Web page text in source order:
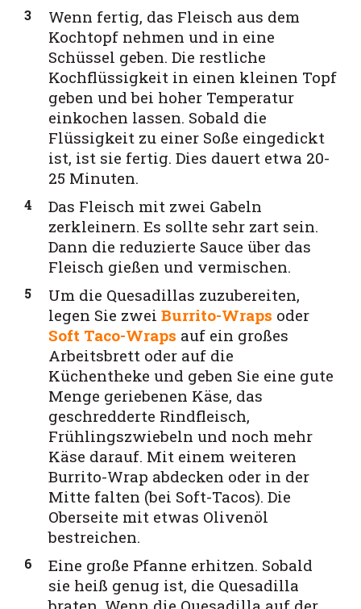
Wenn fertig, das Fleisch aus dem
Kochtopf nehmen und in eine
Schüssel geben. Die restliche
Kochflüssigkeit in einen kleinen Topf
geben und bei hoher Temperatur
einkochen lassen. Sobald die
Flüssigkeit zu einer Soße eingedickt
ist, ist sie fertig. Dies dauert etwa 20-
25 Minuten.
Das Fleisch mit zwei Gabeln
zerkleinern. Es sollte sehr zart sein.
Dann die reduzierte Sauce über das
Fleisch gießen und vermischen.
Um die Quesadillas zuzubereiten,
legen Sie zwei Burrito-Wraps oder
Soft Taco-Wraps auf ein großes
Arbeitsbrett oder auf die
Küchentheke und geben Sie eine gute
Menge geriebenen Käse, das
geschredderte Rindfleisch,
Frühlingszwiebeln und noch mehr
Käse darauf. Mit einem weiteren
Burrito-Wrap abdecken oder in der
Mitte falten (bei Soft-Tacos). Die
Oberseite mit etwas Olivenöl
bestreichen.
Eine große Pfanne erhitzen. Sobald
sie heiß genug ist, die Quesadilla